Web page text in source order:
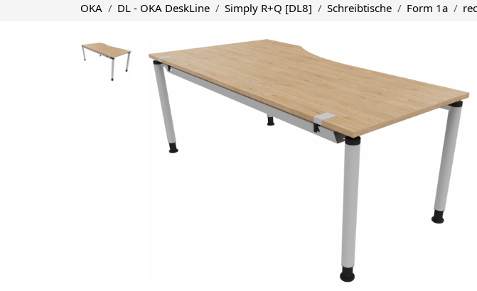
OKA DL - OKA DeskLine Simply R+Q [DL8] Schreibtische Form 1a